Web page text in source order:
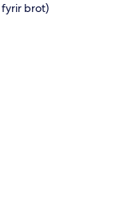
brot)